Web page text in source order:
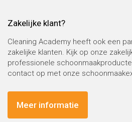
Zakelijke klant?
Cleaning Academy heeft ook een
zakelijke klanten. Kijk op onze
professionele
contact op met onze
Meer informatie